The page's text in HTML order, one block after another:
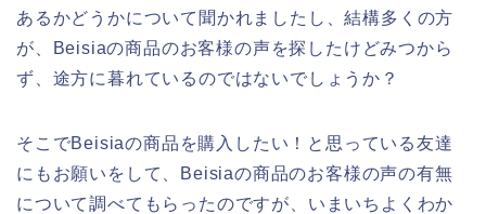
あるかどうかについて聞かれましたし、結構多くの方
が、Beisiaの商品のお客様の声を探したけどみつから
ず、途方に暮れているのではないでしょうか？
そこでBeisiaの商品を購入したい！と思っている友達
にもお願いをして、Beisiaの商品のお客様の声の有無
について調べてもらったのですが、いまいちよくわか